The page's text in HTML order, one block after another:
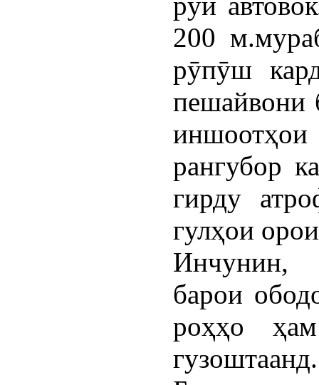
200
рӯпӯш
пешайвони
иншоотҳои
рангубор
гирду
гулҳои
Инчунин,
барои
роҳҳо
гузоштаанд.